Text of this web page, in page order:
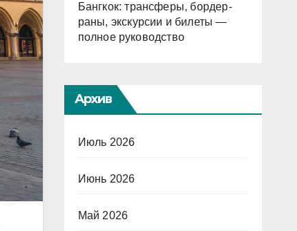
Бангкок: трансферы, бордер-
раны, экскурсии и билеты —
полное руководство
Архив
Июль 2026
Июнь 2026
Май 2026